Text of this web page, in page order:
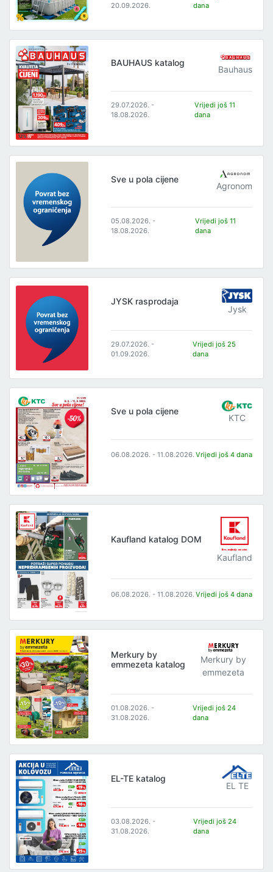
20.09.2026.
dana
BAUHAUS katalog
Bauhaus
29.07.2026. -
18.08.2026.
Vrijedi još 11
dana
Sve u pola cijene
Agronom
05.08.2026. -
18.08.2026.
Vrijedi još 11
dana
JYSK rasprodaja
Jysk
29.07.2026. -
01.09.2026.
Vrijedi još 25
dana
Sve u pola cijene
KTC
06.08.2026. - 11.08.2026. Vrijedi još 4 dana
Kaufland katalog DOM
Kaufland
06.08.2026. - 11.08.2026. Vrijedi još 4 dana
Merkury by
emmezeta katalog
Merkury by
emmezeta
01.08.2026. -
31.08.2026.
Vrijedi još 24
dana
EL-TE katalog
EL TE
03.08.2026. -
31.08.2026.
Vrijedi još 24
dana